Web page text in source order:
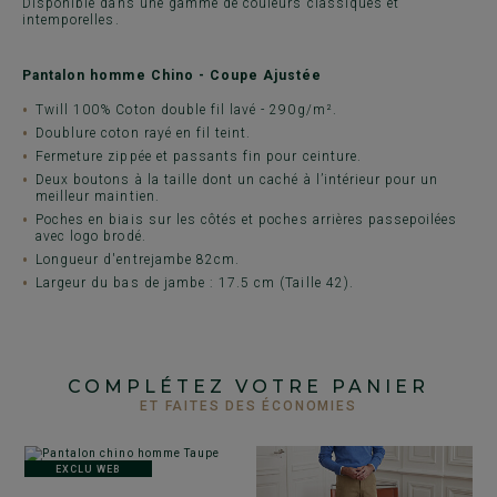
Disponible dans une gamme de couleurs classiques et
intemporelles.
Pantalon homme Chino - Coupe Ajustée
Twill 100% Coton double fil lavé - 290g/m².
Doublure coton rayé en fil teint.
Fermeture zippée et passants fin pour ceinture.
Deux boutons à la taille dont un caché à l’intérieur pour un
meilleur maintien.
Poches en biais sur les côtés et poches arrières passepoilées
avec logo brodé.
Longueur d'entrejambe 82cm.
Largeur du bas de jambe : 17.5 cm (Taille 42).
COMPLÉTEZ VOTRE PANIER
ET FAITES DES ÉCONOMIES
EXCLU WEB